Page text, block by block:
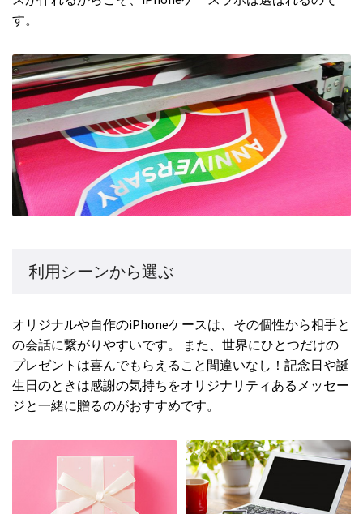
す。
利用シーンから選ぶ
オリジナルや自作のiPhoneケースは、その個性から相手と
の会話に繋がりやすいです。 また、世界にひとつだけの
プレゼントは喜んでもらえること間違いなし！記念日や誕
生日のときは感謝の気持ちをオリジナリティあるメッセー
ジと一緒に贈るのがおすすめです。